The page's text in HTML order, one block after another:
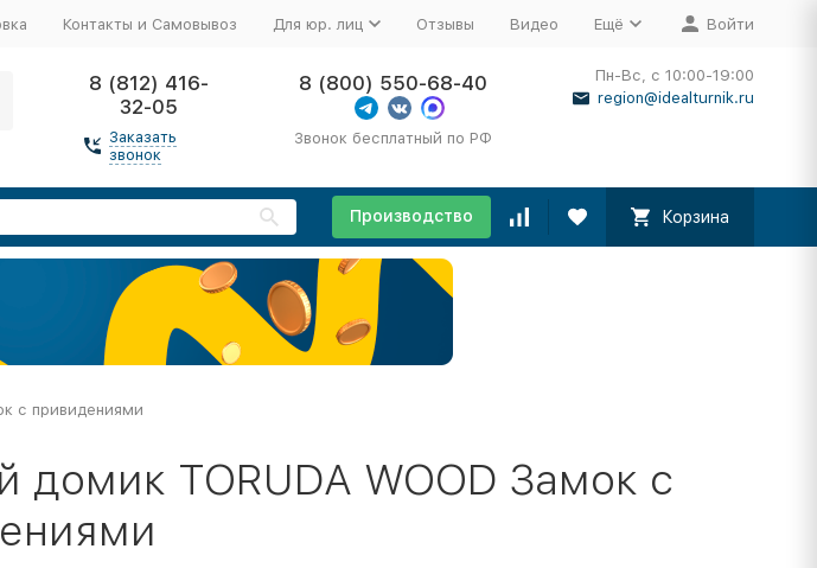
Контакты и Самовывоз Для юр. лиц Отзывы Видео Ещё Войти
8 (812) 416-
32-05
Заказать
звонок
8 (800) 550-68-40
Звонок бесплатный по РФ
Пн-Вс, с 10:00-19:00
region@idealturnik.ru
Производство Корзина
с привидениями
домик TORUDA WOOD Замок с